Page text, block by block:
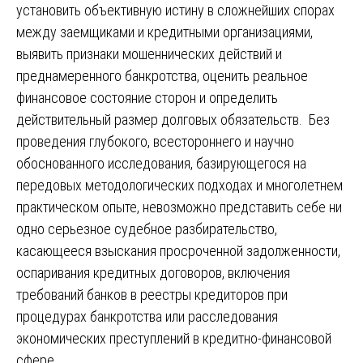
установить объективную истину в сложнейших спорах
между заемщиками и кредитными организациями,
выявить признаки мошеннических действий и
преднамеренного банкротства, оценить реальное
финансовое состояние сторон и определить
действительный размер долговых обязательств. Без
проведения глубокого, всестороннего и научно
обоснованного исследования, базирующегося на
передовых методологических подходах и многолетнем
практическом опыте, невозможно представить себе ни
одно серьезное судебное разбирательство,
касающееся взыскания просроченной задолженности,
оспаривания кредитных договоров, включения
требований банков в реестры кредиторов при
процедурах банкротства или расследования
экономических преступлений в кредитно-финансовой